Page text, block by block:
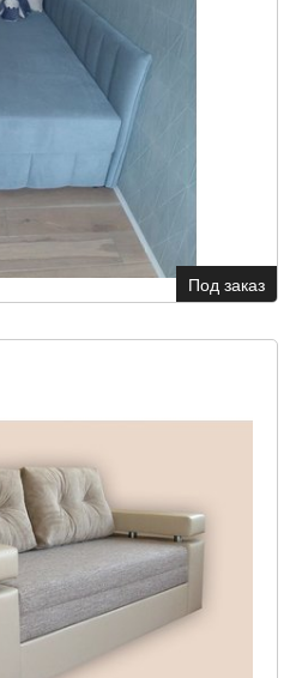
Под заказ